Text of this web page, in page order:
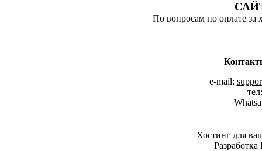
По вопросам по оплате за
e-mail:
Хостинг для